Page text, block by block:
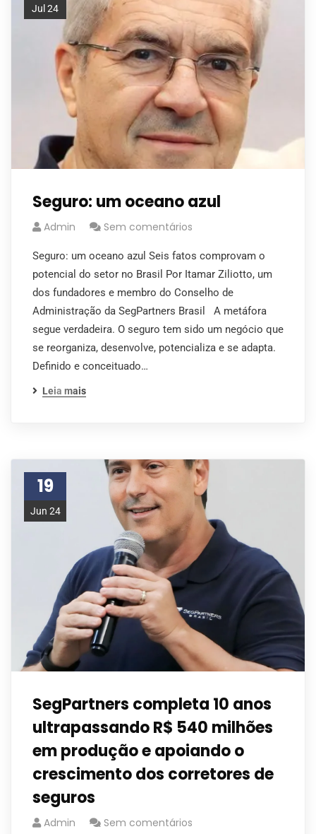
Jul 24
Seguro: um oceano azul
Admin Sem comentários
Seguro: um oceano azul Seis fatos comprovam o
potencial do setor no Brasil Por Itamar Ziliotto, um
dos fundadores e membro do Conselho de
Administração da SegPartners Brasil A metáfora
segue verdadeira. O seguro tem sido um negócio que
se reorganiza, desenvolve, potencializa e se adapta.
Definido e conceituado…
Leia mais
19
Jun 24
SegPartners completa 10 anos
ultrapassando R$ 540 milhões
em produção e apoiando o
crescimento dos corretores de
seguros
Admin Sem comentários